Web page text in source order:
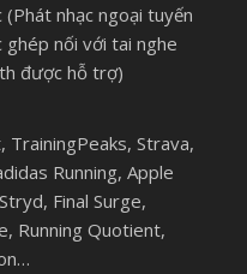
(Phát nhạc ngoại tuyến
ghép nối với tai nghe
được hỗ trợ)
TrainingPeaks, Strava,
Running, Apple
Final Surge,
Running Quotient,